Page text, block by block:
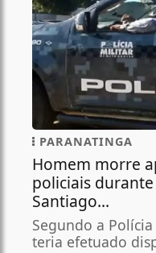
PARANATINGA
Homem morre
policiais
Santiago...
Segundo a
teria efetuado